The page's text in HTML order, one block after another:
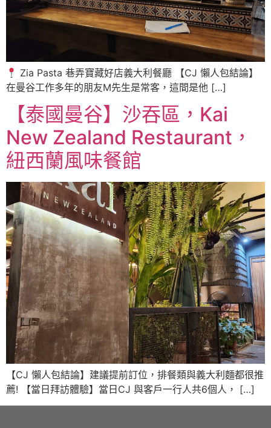
Zia Pasta 巷弄寶藏好店義大利餐廳 【CJ 懶人包結論】
在曼谷工作多年的朋友M先生是常客，這間是他 […]
【泰國曼谷】沙吞區，Kai
New Zealand Restaurant，
紐西蘭風味餐館
【CJ 懶人包結論】建議提前訂位，排餐類與義大利麵都很推
薦! 【當日拜訪體驗】當日CJ 與客戶一行人共6個人， […]